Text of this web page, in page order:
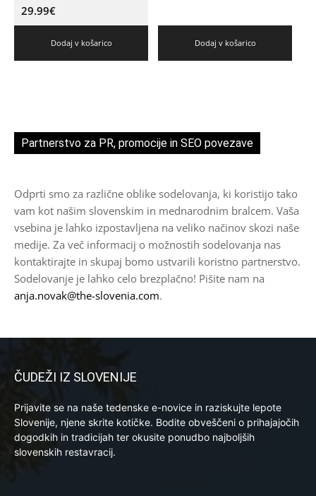
29.99€
Dodaj v košarico Dodaj v košarico
Partnerstvo za PR, promocije in SEO povezave
Odprti smo za različne oblike sodelovanja, ki koristijo tako
vam kot našim slovenskim in mednarodnim bralcem. Vaša
vsebina je lahko izpostavljena na veliko načinov skozi naše
medije. Za več informacij o možnostih sodelovanja nas
kontaktirajte in skupaj bomo ustvarili koristno partnerstvo.
Sodelovanje je lahko celo brezplačno! Pišite nam na
anja.novak@the-slovenia.com.
ČUDEŽI IZ SLOVENIJE
Prijavite se na naše tedenske e-novice in raziskujte lepote
Slovenije, njene skrite kotičke. Bodite obveščeni o prihajajočih
dogodkih in tradicijah ter okusite ponudbo najboljših
slovenskih restavracij.